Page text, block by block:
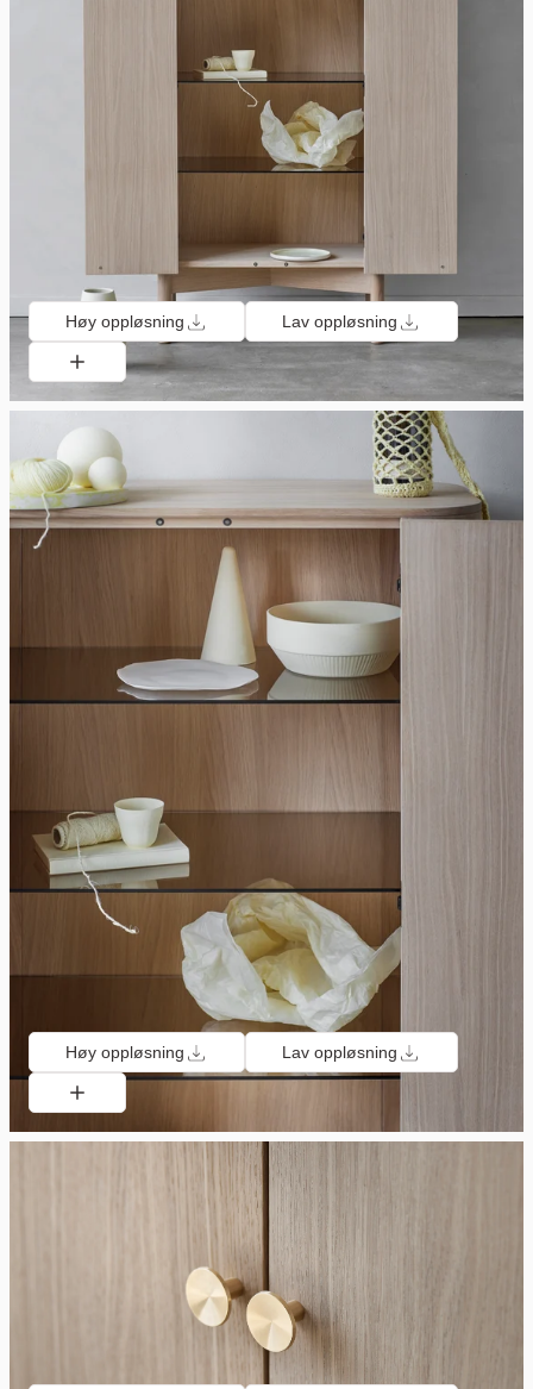
Høy oppløsning Lav oppløsning
Høy oppløsning Lav oppløsning